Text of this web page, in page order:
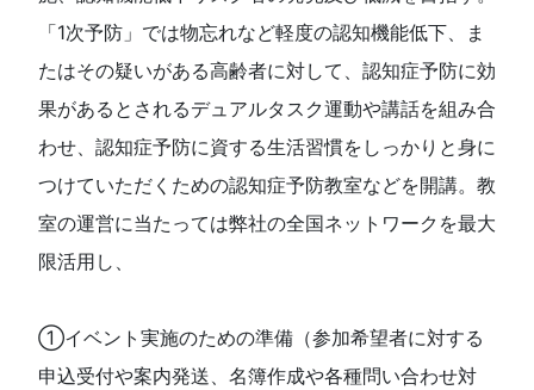
「1次予防」では物忘れなど軽度の認知機能低下、ま
たはその疑いがある高齢者に対して、認知症予防に効
果があるとされるデュアルタスク運動や講話を組み合
わせ、認知症予防に資する生活習慣をしっかりと身に
つけていただくための認知症予防教室などを開講。教
室の運営に当たっては弊社の全国ネットワークを最大
限活用し、
①イベント実施のための準備（参加希望者に対する
申込受付や案内発送、名簿作成や各種問い合わせ対